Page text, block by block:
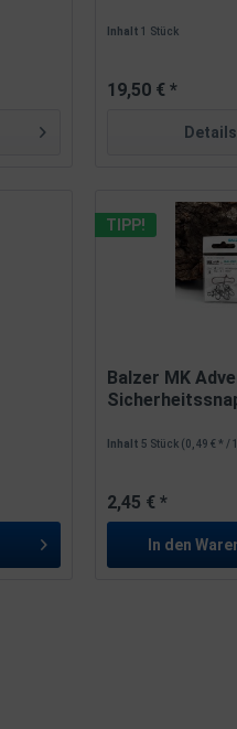
Inhalt1 Stück
19,50 € *
Details
TIPP!
Balzer MK
Inhalt 5 Stück (0,49 € * /
2,45 € *
In den